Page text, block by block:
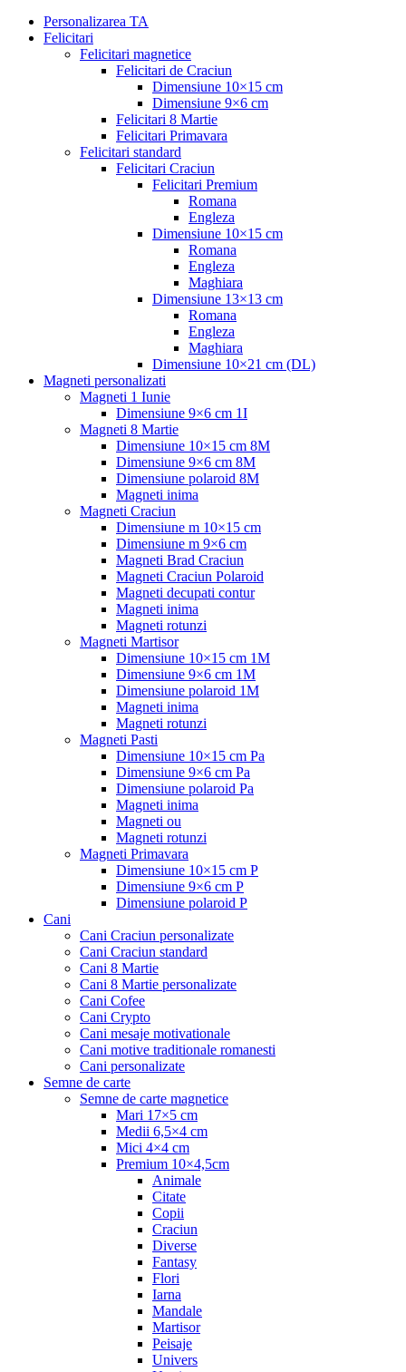
Personalizarea TA
Felicitari
Felicitari magnetice
Felicitari de Craciun
Dimensiune 10×15 cm
Dimensiune 9×6 cm
Felicitari 8 Martie
Felicitari Primavara
Felicitari standard
Felicitari Craciun
Felicitari Premium
Romana
Engleza
Dimensiune 10×15 cm
Romana
Engleza
Maghiara
Dimensiune 13×13 cm
Romana
Engleza
Maghiara
Dimensiune 10×21 cm (DL)
Magneti personalizati
Magneti 1 Iunie
Dimensiune 9×6 cm 1I
Magneti 8 Martie
Dimensiune 10×15 cm 8M
Dimensiune 9×6 cm 8M
Dimensiune polaroid 8M
Magneti inima
Magneti Craciun
Dimensiune m 10×15 cm
Dimensiune m 9×6 cm
Magneti Brad Craciun
Magneti Craciun Polaroid
Magneti decupati contur
Magneti inima
Magneti rotunzi
Magneti Martisor
Dimensiune 10×15 cm 1M
Dimensiune 9×6 cm 1M
Dimensiune polaroid 1M
Magneti inima
Magneti rotunzi
Magneti Pasti
Dimensiune 10×15 cm Pa
Dimensiune 9×6 cm Pa
Dimensiune polaroid Pa
Magneti inima
Magneti ou
Magneti rotunzi
Magneti Primavara
Dimensiune 10×15 cm P
Dimensiune 9×6 cm P
Dimensiune polaroid P
Cani
Cani Craciun personalizate
Cani Craciun standard
Cani 8 Martie
Cani 8 Martie personalizate
Cani Cofee
Cani Crypto
Cani mesaje motivationale
Cani motive traditionale romanesti
Cani personalizate
Semne de carte
Semne de carte magnetice
Mari 17×5 cm
Medii 6,5×4 cm
Mici 4×4 cm
Premium 10×4,5cm
Animale
Citate
Copii
Craciun
Diverse
Fantasy
Flori
Iarna
Mandale
Martisor
Peisaje
Univers